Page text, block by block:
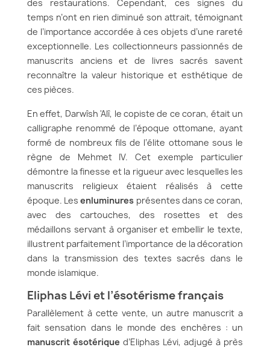
des restaurations. Cependant, ces signes du
temps n’ont en rien diminué son attrait, témoignant
de l’importance accordée à ces objets d’une rareté
exceptionnelle. Les collectionneurs passionnés de
manuscrits anciens et de livres sacrés savent
reconnaître la valeur historique et esthétique de
ces pièces.
En effet, Darwîsh 'Alî, le copiste de ce coran, était un
calligraphe renommé de l’époque ottomane, ayant
formé de nombreux fils de l’élite ottomane sous le
règne de Mehmet IV. Cet exemple particulier
démontre la finesse et la rigueur avec lesquelles les
manuscrits religieux étaient réalisés à cette
époque. Lesenluminures présentes dans ce coran,
avec des cartouches, des rosettes et des
médaillons servant à organiser et embellir le texte,
illustrent parfaitement l’importance de la décoration
dans la transmission des textes sacrés dans le
monde islamique.
Eliphas Lévi et l’ésotérisme français
Parallèlement à cette vente, un autre manuscrit a
fait sensation dans le monde des enchères : un
manuscrit ésotérique d’Eliphas Lévi, adjugé à près